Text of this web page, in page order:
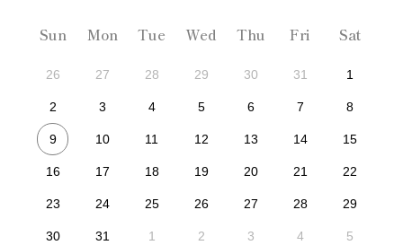
Sun Mon Tue Wed Thu Fri Sat
26 27 28 29 30 31 1
2 3 4 5 6 7 8
9 10 11 12 13 14 15
16 17 18 19 20 21 22
23 24 25 26 27 28 29
30 31 1 2 3 4 5